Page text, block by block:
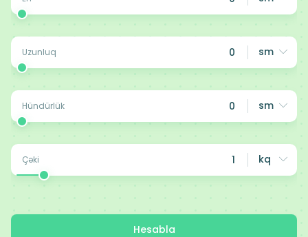
Uzunluq sm
Hündürlük sm
Çəki kq
Hesabla